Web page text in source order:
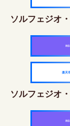
ソルフェジオ
楽天
ソルフェジオ